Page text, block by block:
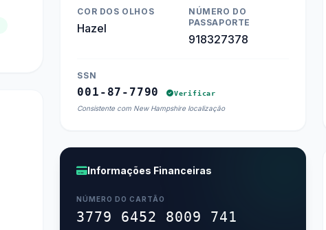
COR DOS OLHOS
Hazel
NÚMERO DO
PASSAPORTE
918327378
SSN
001-87-7790 Verificar
Consistente com New Hampshire localização
Informações Financeiras
NÚMERO DO CARTÃO
3779 6452 8009 741